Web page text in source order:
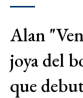
Alan
joya del
que